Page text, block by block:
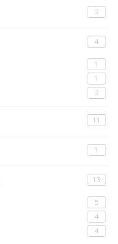
2
4
1
1
2
11
1
13
5
4
4